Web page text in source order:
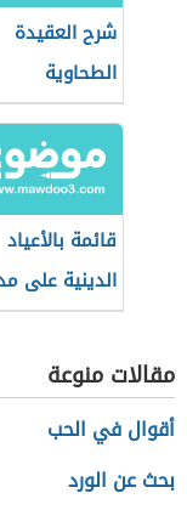
شرح العقيدة
الطحاوية
قائمة بالأعياد
الدينية على
العام
مقالات منوعة
أقوال في الحب
بحث عن الورد